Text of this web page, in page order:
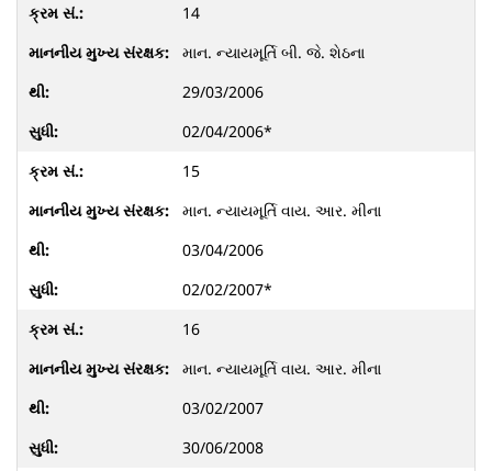
14
માન. ન્યાયમૂર્તિ બી. જે. શેઠના
29/03/2006
02/04/2006*
15
માન. ન્યાયમૂર્તિ વાય. આર. મીના
03/04/2006
02/02/2007*
16
માન. ન્યાયમૂર્તિ વાય. આર. મીના
03/02/2007
30/06/2008